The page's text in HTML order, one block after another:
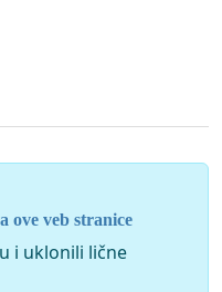
ove veb stranice
i uklonili lične